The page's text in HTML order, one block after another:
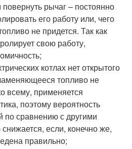
повернуть рычаг – постоянно
его работу или, чего
не придется. Так как
свою работу,
котлах нет открытого
топливо не
всему, применяется
поэтому вероятность
по сравнению с другими
если, конечно же,
правильно;